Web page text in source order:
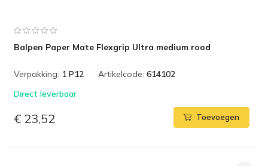
Balpen Paper Mate Flexgrip Ultra medium rood
Verpakking: 1 P12 Artikelcode: 614102
Direct leverbaar
€ 23,52 Toevoegen